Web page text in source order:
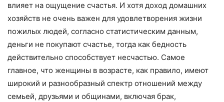
влияет на ощущение счастья. И хотя доход домашних
хозяйств не очень важен для удовлетворения жизни
пожилых людей, согласно статистическим данным,
деньги не покупают счастье, тогда как бедность
действительно способствует несчастью. Самое
главное, что женщины в возрасте, как правило, имеют
широкий и разнообразный спектр отношений между
семьей, друзьями и общинами, включая брак,